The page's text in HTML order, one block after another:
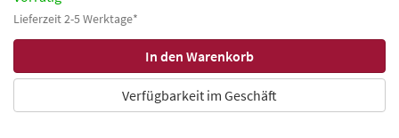
Lieferzeit 2-5 Werktage*
Verfügbarkeit im Geschäft